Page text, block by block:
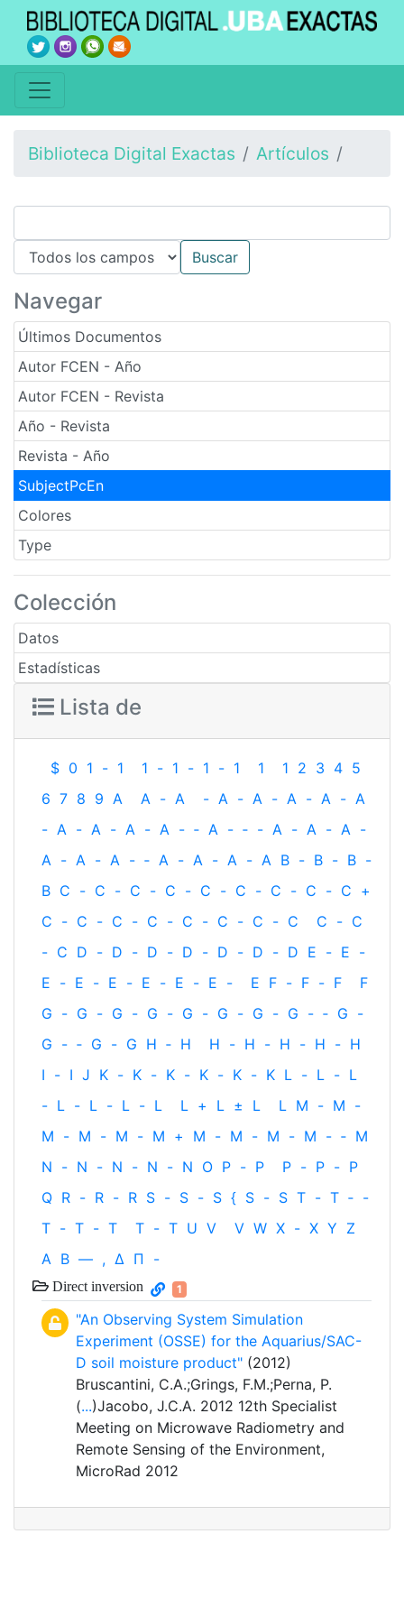
Biblioteca Digital Exactas Artículos
Navegar
Últimos Documentos
Autor FCEN - Año
Autor FCEN - Revista
Año - Revista
Revista - Año
SubjectPcEn
Colores
Type
Colección
Datos
Estadísticas
Lista de
$ 0 1 - 1 1 - 1 - 1 - 1 1 1 2 3 4 5
6 7 8 9 A A - A - A - A - A - A - A
- A - A - A - A - ‐ A - ‐ - A - A - A -
A - A - A - ‐ A - A - A - A B - B - B -
B C - C - C - C - C - C - C - C - C +
C - C - C - C - C - C - C - C C - C
- C D - D - D - D - D - D - D E - E -
E - E - E - E - E - E - E F - F - F
F
G - G - G - G - G - G - G - G - ‐ G -
G - ‐ G - G H ‐ H H - H - H - H - H
I - I J K - K - K - K - K - K L - L - L
- L - L - L - L L + L ± L L M - M -
M - M - M - M + M - M - M - M - ‐ M
N - N - N - N - N O P - P P - P - P
Q R - R - R S - S - S { S - S T - T ‐ -
T - T - T T - T U V V W X - X Y Z
Α Β — , Δ Π -
Direct inversion 1
"An Observing System Simulation
Experiment (OSSE) for the Aquarius/SAC-
D soil moisture product" (2012)
Bruscantini, C.A.;Grings, F.M.;Perna, P.
(...)Jacobo, J.C.A. 2012 12th Specialist
Meeting on Microwave Radiometry and
Remote Sensing of the Environment,
MicroRad 2012